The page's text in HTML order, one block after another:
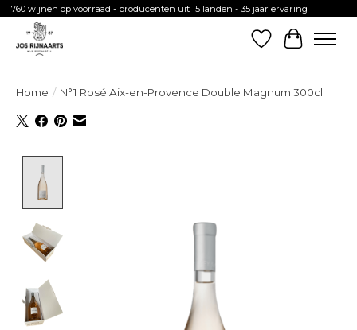
760 wijnen op voorraad - producenten uit 15 landen - 35 jaar ervaring
Verlanglijst
Home / N°1 Rosé Aix-en-Provence Double Magnum 300cl